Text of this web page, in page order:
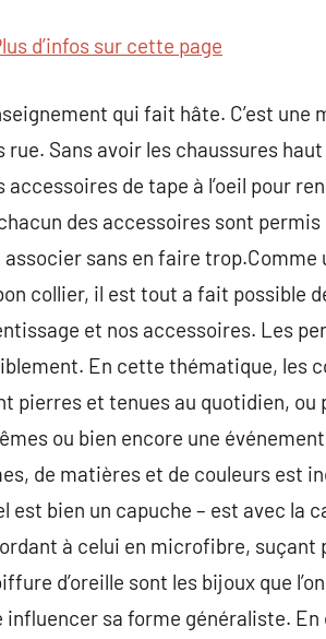
d’infos sur cette page
qui fait hâte. C’est
rue. Sans avoir les chaussures
accessoires de tape à l’oeil pour
des accessoires sont
sans en faire
collier, il est tout a fait possible
et nos accessoires. Les
En cette thématique, les
pierres et tenues au quotidien,
ou bien encore une
de matières et de couleurs est
est bien un capuche – est avec
à celui en microfibre, suçant
d’oreille sont les bijoux que
sa forme généraliste.